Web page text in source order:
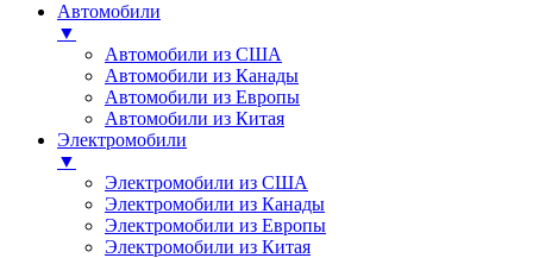
Автомобили
▼
Автомобили из США
Автомобили из Канады
Автомобили из Европы
Автомобили из Китая
Электромобили
▼
Электромобили из США
Электромобили из Канады
Электромобили из Европы
Электромобили из Китая